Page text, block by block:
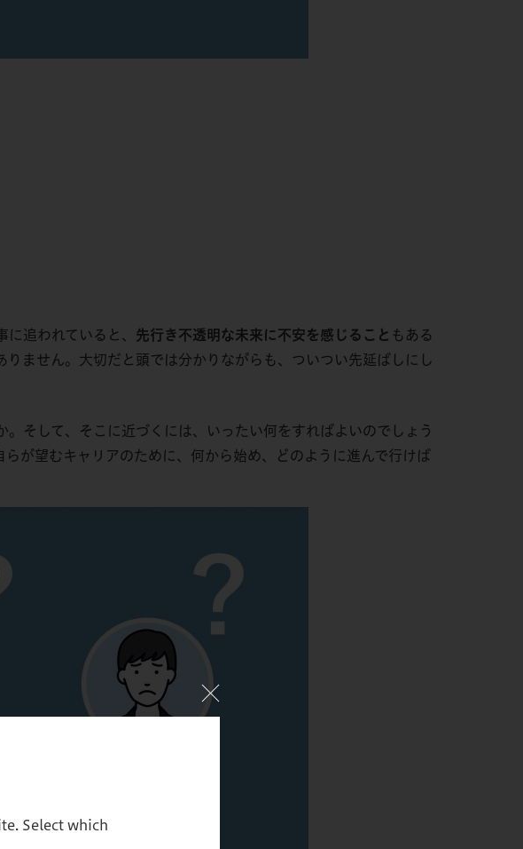
Select which
追われていると、 先行き不透明な未来に不安を感じること もある
ません。大切だと頭では分かりながらも、ついつい先延ばしにし
。そして、そこに近づくには、いったい何をすればよいのでしょう
が望むキャリアのために、何から始め、どのように進んで行けば